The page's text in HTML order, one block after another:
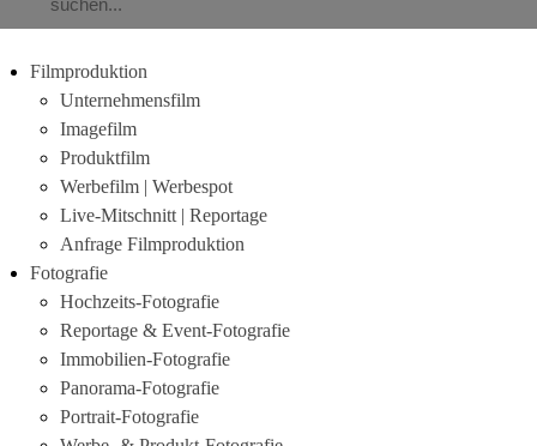
Filmproduktion
Unternehmensfilm
Imagefilm
Produktfilm
Werbefilm | Werbespot
Live-Mitschnitt | Reportage
Anfrage Filmproduktion
Fotografie
Hochzeits-Fotografie
Reportage & Event-Fotografie
Immobilien-Fotografie
Panorama-Fotografie
Portrait-Fotografie